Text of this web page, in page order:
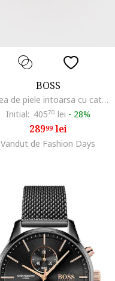
BOSS
Curea de piele intoarsa cu catarama metalica, Maro deschis
Initial: 40570 lei - 28%
28999lei
Vandut de Fashion Days